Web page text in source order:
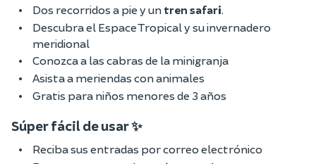
Dos recorridos a pie y un tren safari.
Descubra el Espace Tropical y su invernadero
meridional
Conozca a las cabras de la minigranja
Asista a meriendas con animales
Gratis para niños menores de 3 años
Súper fácil de usar ✨
Reciba sus entradas por correo electrónico